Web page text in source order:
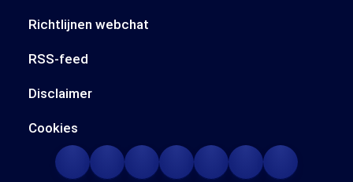
Richtlijnen webchat
RSS-feed
Disclaimer
Cookies